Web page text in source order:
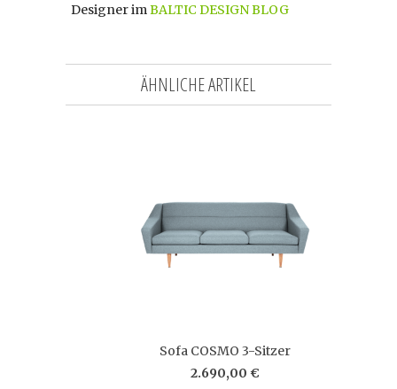
Designer imBALTIC DESIGN BLOG
ÄHNLICHE ARTIKEL
Sofa COSMO 3-Sitzer
2.690,00 €